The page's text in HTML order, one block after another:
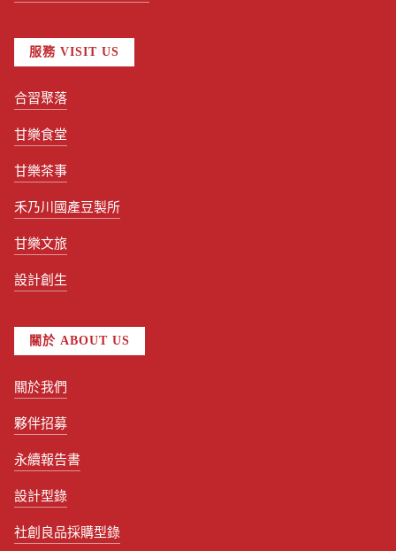
服務 VISIT US
合習聚落
甘樂食堂
甘樂茶事
禾乃川國產豆製所
甘樂文旅
設計創生
關於 ABOUT US
關於我們
夥伴招募
永續報告書
設計型錄
社創良品採購型錄